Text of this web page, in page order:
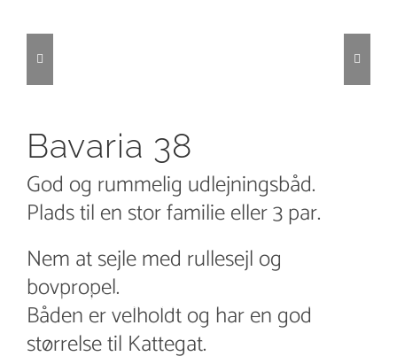
Bavaria 38
God og rummelig udlejningsbåd.
Plads til en stor familie eller 3 par.
Nem at sejle med rullesejl og
bovpropel.
Båden er velholdt og har en god
størrelse til Kattegat.
Klik på billedet for at se store billeder
af båden